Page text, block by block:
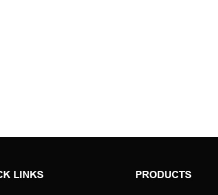
LINKS PRODUCTS